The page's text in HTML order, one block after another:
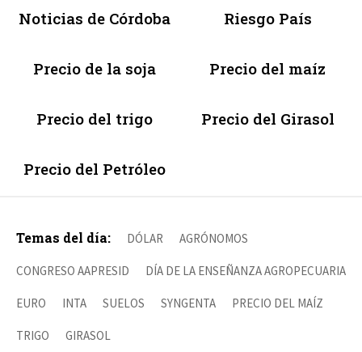
Noticias de Córdoba Riesgo País
Precio de la soja Precio del maíz
Precio del trigo Precio del Girasol
Precio del Petróleo
Temas del día: DÓLAR AGRÓNOMOS
CONGRESO AAPRESID DÍA DE LA ENSEÑANZA AGROPECUARIA
EURO INTA SUELOS SYNGENTA PRECIO DEL MAÍZ
TRIGO GIRASOL